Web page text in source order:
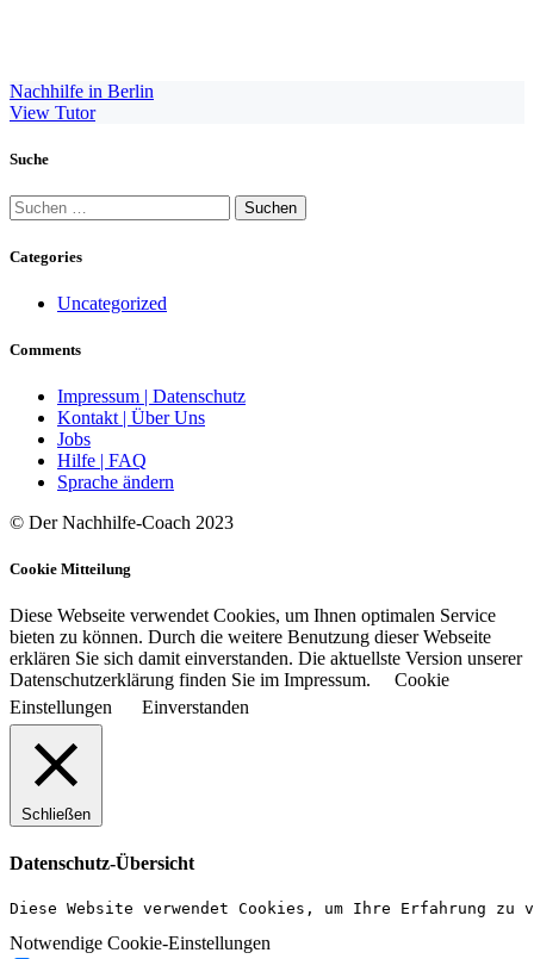
Nachhilfe in Berlin
View Tutor
Suche
Suchen
nach:
Categories
Uncategorized
Comments
Impressum | Datenschutz
Kontakt | Über Uns
Jobs
Hilfe | FAQ
Sprache ändern
© Der Nachhilfe-Coach 2023
Cookie Mitteilung
Diese Webseite verwendet Cookies, um Ihnen optimalen Service
bieten zu können. Durch die weitere Benutzung dieser Webseite
erklären Sie sich damit einverstanden. Die aktuellste Version unserer
Datenschutzerklärung finden Sie im Impressum.
Cookie
Einstellungen
Einverstanden
Schließen
Datenschutz-Übersicht
Diese Website verwendet Cookies, um Ihre Erfahrung
Notwendige Cookie-Einstellungen